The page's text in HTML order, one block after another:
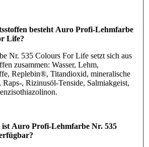
besteht Auro Profi-Lehmfarbe
Life?
Nr. 535 Colours For Life setzt sich aus
zusammen: Wasser, Lehm,
Replebin®, Titandioxid, mineralische
Raps-, Rizinusöl-Tenside, Salmiakgeist,
Auro Profi-Lehmfarbe Nr. 535